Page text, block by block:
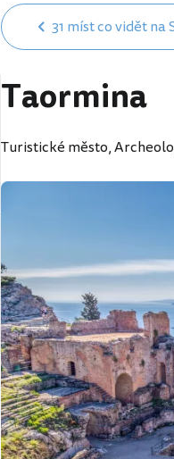
31 míst co vidět na
Taormina
Turistické město,